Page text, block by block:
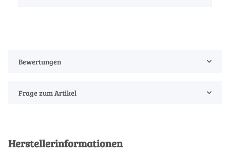
Bewertungen
Frage zum Artikel
Herstellerinformationen